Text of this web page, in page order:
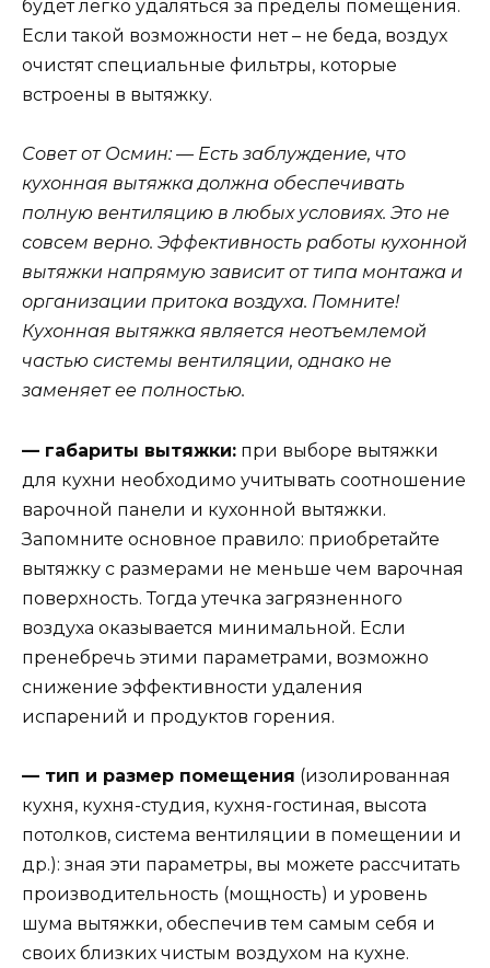
будет легко удаляться за пределы помещения.
Если такой возможности нет – не беда, воздух
очистят специальные фильтры, которые
встроены в вытяжку.
Совет от Осмин: — Есть заблуждение, что
кухонная вытяжка должна обеспечивать
полную вентиляцию в любых условиях. Это не
совсем верно. Эффективность работы кухонной
вытяжки напрямую зависит от типа монтажа и
организации притока воздуха. Помните!
Кухонная вытяжка является неотъемлемой
частью системы вентиляции, однако не
заменяет ее полностью.
— габариты вытяжки: при выборе вытяжки
для кухни необходимо учитывать соотношение
варочной панели и кухонной вытяжки.
Запомните основное правило: приобретайте
вытяжку с размерами не меньше чем варочная
поверхность. Тогда утечка загрязненного
воздуха оказывается минимальной. Если
пренебречь этими параметрами, возможно
снижение эффективности удаления
испарений и продуктов горения.
— тип и размер помещения (изолированная
кухня, кухня-студия, кухня-гостиная, высота
потолков, система вентиляции в помещении и
др.): зная эти параметры, вы можете рассчитать
производительность (мощность) и уровень
шума вытяжки, обеспечив тем самым себя и
своих близких чистым воздухом на кухне.